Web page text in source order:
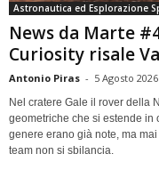
Astronautica ed Esplorazione
News da Marte
Curiosity risale
Antonio Piras - 5 Agosto 2026
Nel cratere Gale il rover della
geometriche che si estende in
genere erano già note, ma
team non si sbilancia.